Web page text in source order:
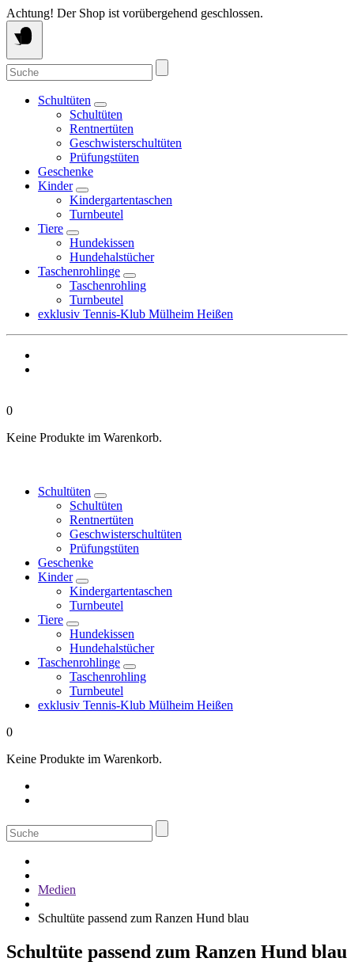
Springe
zum
Inhalt
Achtung! Der Shop ist vorübergehend geschlossen.
Suche
nach:
Schultüten
Schultüten
Rentnertüten
Geschwisterschultüten
Prüfungstüten
Geschenke
Kinder
Kindergartentaschen
Turnbeutel
Tiere
Hundekissen
Hundehalstücher
Taschenrohlinge
Taschenrohling
Turnbeutel
exklusiv Tennis-Klub Mülheim Heißen
0
Keine Produkte im Warenkorb.
Schultüten
Schultüten
Rentnertüten
Geschwisterschultüten
Prüfungstüten
Geschenke
Kinder
Kindergartentaschen
Turnbeutel
Tiere
Hundekissen
Hundehalstücher
Taschenrohlinge
Taschenrohling
Turnbeutel
exklusiv Tennis-Klub Mülheim Heißen
0
Keine Produkte im Warenkorb.
Suche
nach:
Medien
Schultüte passend zum Ranzen Hund blau
Schultüte passend zum Ranzen Hund blau